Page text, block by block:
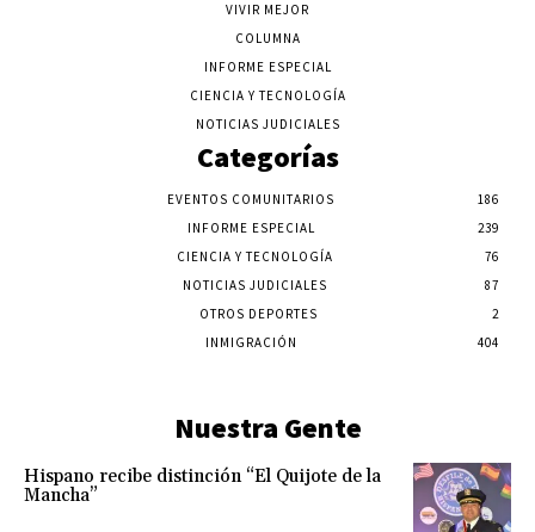
VIVIR MEJOR
COLUMNA
INFORME ESPECIAL
CIENCIA Y TECNOLOGÍA
NOTICIAS JUDICIALES
Categorías
EVENTOS COMUNITARIOS
186
INFORME ESPECIAL
239
CIENCIA Y TECNOLOGÍA
76
NOTICIAS JUDICIALES
87
OTROS DEPORTES
2
INMIGRACIÓN
404
Nuestra Gente
Hispano recibe distinción “El Quijote de la
Mancha”